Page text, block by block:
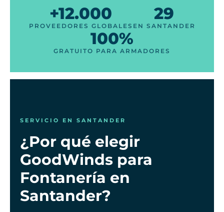
+12.000
PROVEEDORES GLOBALES
29
EN SANTANDER
100%
GRATUITO PARA ARMADORES
SERVICIO EN SANTANDER
¿Por qué elegir
GoodWinds para
Fontanería en
Santander?